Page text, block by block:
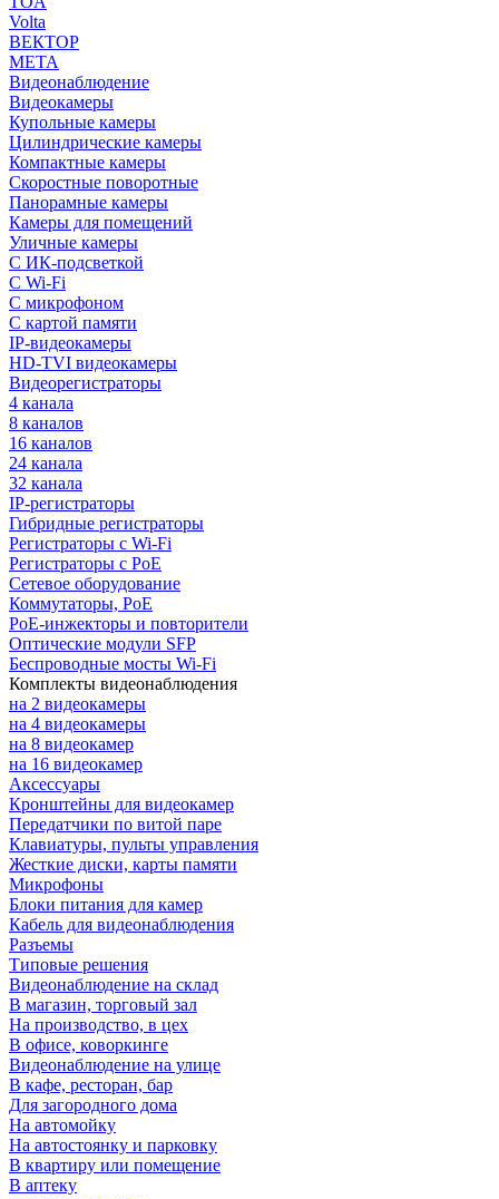
Volta
ВЕКТОР
МЕТА
Видеонаблюдение
Видеокамеры
Купольные камеры
Цилиндрические камеры
Компактные камеры
Скоростные поворотные
Панорамные камеры
Камеры для помещений
Уличные камеры
С ИК-подсветкой
С Wi-Fi
С микрофоном
С картой памяти
IP-видеокамеры
HD-TVI видеокамеры
Видеорегистраторы
4 канала
8 каналов
16 каналов
24 канала
32 канала
IP-регистраторы
Гибридные регистраторы
Регистраторы с Wi-Fi
Регистраторы с PoE
Сетевое оборудование
Коммутаторы, PoE
PoE-инжекторы и повторители
Оптические модули SFP
Беспроводные мосты Wi-Fi
Комплекты видеонаблюдения
на 2 видеокамеры
на 4 видеокамеры
на 8 видеокамер
на 16 видеокамер
Аксессуары
Кронштейны для видеокамер
Передатчики по витой паре
Клавиатуры, пульты управления
Жесткие диски, карты памяти
Микрофоны
Блоки питания для камер
Кабель для видеонаблюдения
Разъемы
Типовые решения
Видеонаблюдение на склад
В магазин, торговый зал
На производство, в цех
В офисе, коворкинге
Видеонаблюдение на улице
В кафе, ресторан, бар
Для загородного дома
На автомойку
На автостоянку и парковку
В квартиру или помещение
В аптеку